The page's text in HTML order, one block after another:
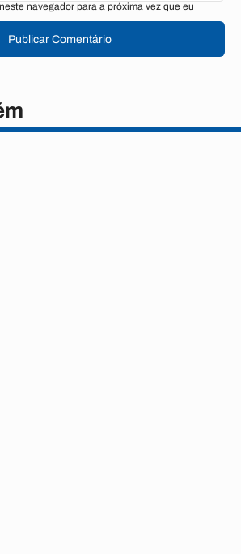
navegador para a próxima vez que eu
Publicar Comentário